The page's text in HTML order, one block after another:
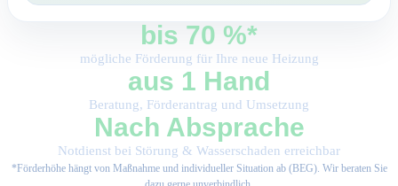
bis 70 %*
mögliche Förderung für Ihre neue Heizung
aus 1 Hand
Beratung, Förderantrag und Umsetzung
Nach Absprache
Notdienst bei Störung & Wasserschaden erreichbar
*Förderhöhe hängt von Maßnahme und individueller Situation ab (BEG). Wir beraten Sie